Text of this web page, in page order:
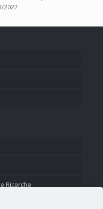
2022
Ricerche